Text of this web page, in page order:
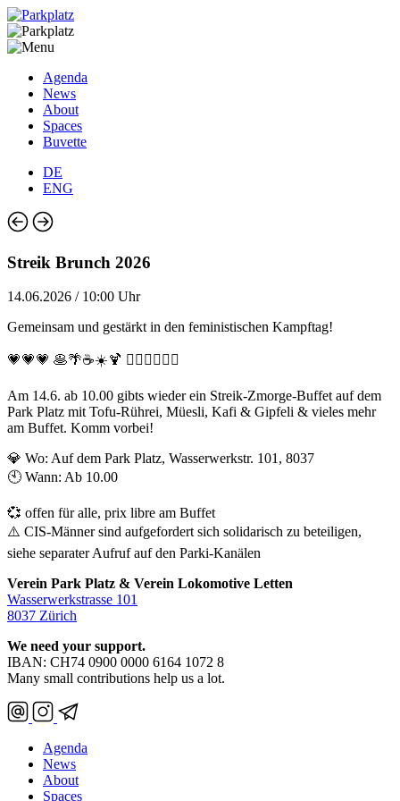
Agenda
News
About
Spaces
Buvette
DE
ENG
Streik Brunch 2026
14.06.2026 / 10:00 Uhr
Gemeinsam und gestärkt in den feministischen Kampftag!
💗💗💗 🥞🌴☕️☀️🍹 ❤️‍🔥❤️‍🔥❤️‍🔥
Am 14.6. ab 10.00 gibts wieder ein Streik-Zmorge-Buffet auf dem
Park Platz mit Tofu-Rührei, Müesli, Kafi & Gipfeli & vieles mehr
am Buffet. Komm vorbei!
💎 Wo: Auf dem Park Platz, Wasserwerkstr. 101, 8037
🕙 Wann: Ab 10.00
💞 offen für alle, prix libre am Buffet
⚠️ CIS-Männer sind aufgefordert sich solidarisch zu beteiligen,
siehe separater Aufruf auf den Parki-Kanälen
Verein Park Platz & Verein Lokomotive Letten
Wasserwerkstrasse 101
8037 Zürich
We need your support.
IBAN: CH74 0900 0000 6164 1072 8
Many small contributions help us a lot.
Agenda
News
About
Spaces